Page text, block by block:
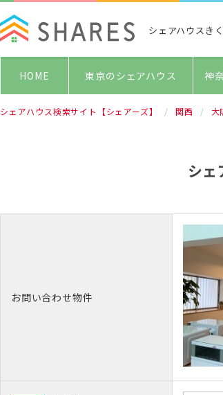
シェアハウスき
HOME 東京のシェアハウス 神
シェアハウス検索サイト【シェアーズ】 関西 大
シ
お問い合わせ物件